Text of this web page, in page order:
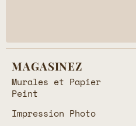
MAGASINEZ
Murales et Papier
Peint
Impression Photo